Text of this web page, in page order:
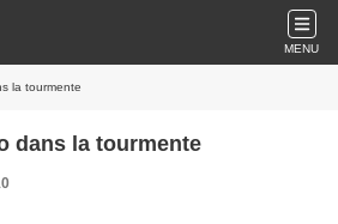
MENU
la tourmente
dans la tourmente